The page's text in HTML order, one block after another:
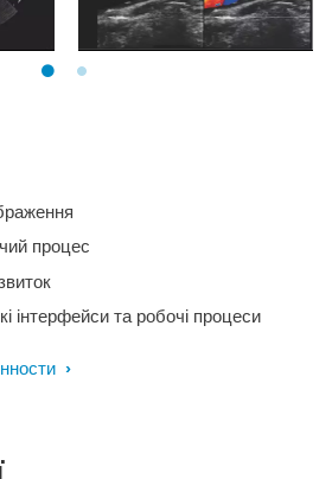
процес
інтерфейси та робочі процеси